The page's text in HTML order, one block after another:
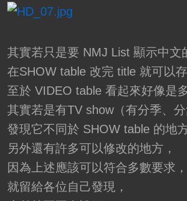
其實若只是要 NMJ List 顯示中文
在SHOW table 改完 title 就可以
至於 VIDEO table 看起來好像是
其實若是有TV show（有分季、
發現它不同於 SHOW table 的地方
另外還有許多可以修改的地方，
因為上述應該可以符合多數要求，
就留給各位自己發現，